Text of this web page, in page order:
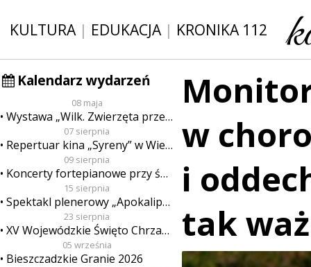
KULTURA| EDUKACJA| KRONIKA 112
Kalendarz wydarzeń
08 maja
Wystawa „Wilk. Zwierzęta przeklęte”
07 sierpnia
Repertuar kina „Syreny” w Wieluniu w dn. od 7 do 13 sierpnia
09 sierpnia
Koncerty fortepianowe przy świecach
15 sierpnia
Spektakl plenerowy „Apokalipsa”
23 sierpnia
XV Wojewódzkie Święto Chrzanu
05 września
Bieszczadzkie Granie 2026
w
i
tak